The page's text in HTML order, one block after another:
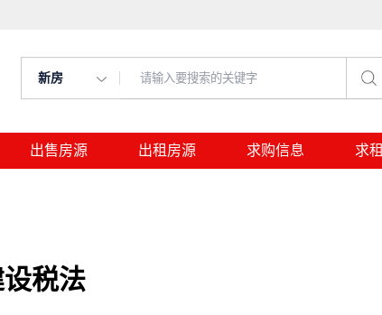
新房
出售房源 出租房源 求购信息 求
税法